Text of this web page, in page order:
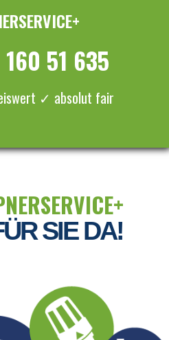
51 635
✓ absolut fair
SIE DA!